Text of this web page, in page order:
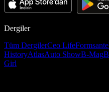
Dergiler
Tüm DergilerCeo LifeFormsante
HistoryAtlasAuto ShowB-Mag
Girl